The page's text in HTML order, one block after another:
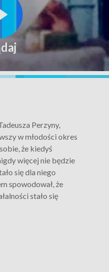
Perzyny,
w młodości okres
że kiedyś
więcej nie będzie
się dla niego
spowodował, że
stało się